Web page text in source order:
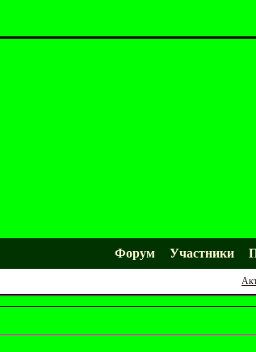
Форум Участники